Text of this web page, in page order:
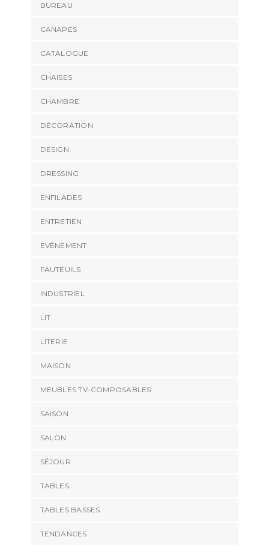
BUREAU
CANAPÉS
CATALOGUE
CHAISES
CHAMBRE
DÉCORATION
DESIGN
DRESSING
ENFILADES
ENTRETIEN
EVÈNEMENT
FAUTEUILS
INDUSTRIEL
LIT
LITERIE
MAISON
MEUBLES TV-COMPOSABLES
SAISON
SALON
SÉJOUR
TABLES
TABLES BASSES
TENDANCES